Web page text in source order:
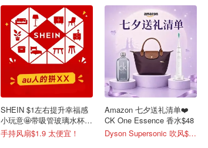
SHEIN $1左右提升幸福感
小玩意🤩带吸管玻璃水杯
$1.9
手持风扇$1.9 太便宜！
Amazon 七夕送礼清单❤️
CK One Essence 香水$48
Dyson Supersonic 吹风$548